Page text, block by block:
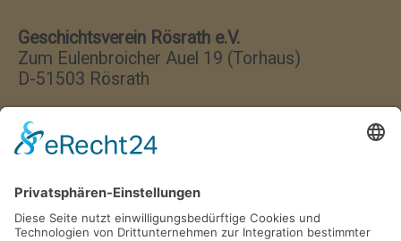
Geschichtsverein Rösrath e.V.
Zum Eulenbroicher Auel 19 (Torhaus)
D-51503 Rösrath
Wir haben jeden Donnerstag
von 17:00–18:00 Uhr geöffnet.